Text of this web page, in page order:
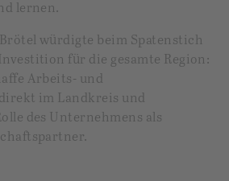
lernen.
würdigte beim Spatenstich
für die gesamte Region:
Arbeits- und
im Landkreis und
des Unternehmens als